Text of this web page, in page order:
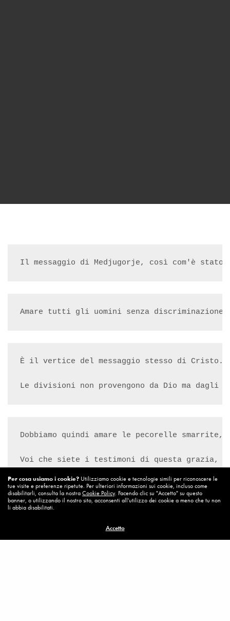
Il messaggio di Medjugorje, così com'è
Amare tutti gli uomini senza
È il vertice del messaggio stesso di Cristo.
Le divisioni non provengono da Dio ma
Dobbiamo quindi amare le pecorelle
Voi che siete i testimoni di questa grazia,
Per cosa usiamo i cookie? Utilizziamo cookie e tecnologie simili per riconoscere le
tue visite e preferenze ripetute. Per ulteriori informazioni sui cookie, incluso come
disabilitarli, consulta la nostraCookie Policy. Facendo clic su "Accetto" su questo
banner, o utilizzando il nostro sito, acconsenti all'utilizzo dei cookie a meno che tu non
li abbia disabilitati.
Accetto